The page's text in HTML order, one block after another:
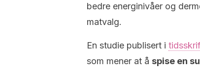
bedre energinivåer og
matvalg.
En studie publisert i
som mener at å spise en